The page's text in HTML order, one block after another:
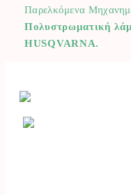
Παρελκόμενα
Πολυστρωματική
HUSQVARNA.